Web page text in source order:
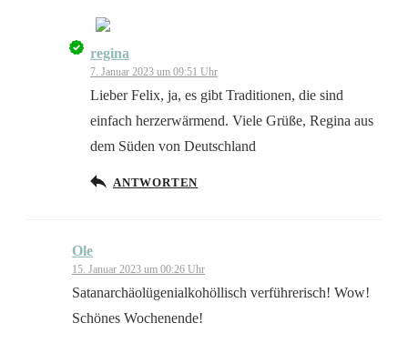
Das „Echte-Person“-Abzeichen!
Anti-Spam von CleanTalk
regina
7. Januar 2023 um 09:51 Uhr
Lieber Felix, ja, es gibt Traditionen, die sind
einfach herzerwärmend. Viele Grüße, Regina aus
dem Süden von Deutschland
ANTWORTEN
Ole
15. Januar 2023 um 00:26 Uhr
Satanarchäolügenialkohöllisch verführerisch! Wow!
Schönes Wochenende!